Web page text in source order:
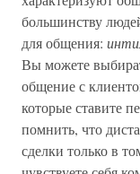
большинству
для общения:
Вы можете
общение с
которые ставите
помнить, что
сделки только в